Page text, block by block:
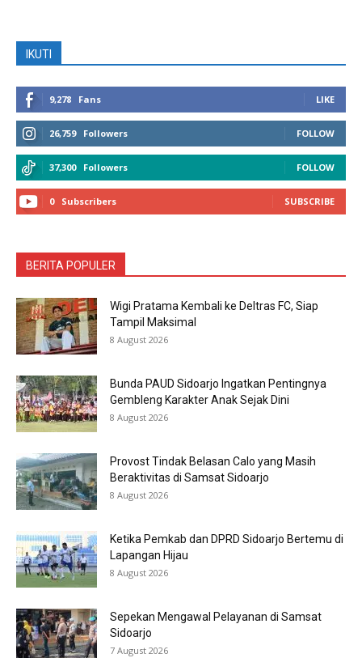
IKUTI
9,278 Fans LIKE
26,759 Followers FOLLOW
37,300 Followers FOLLOW
0 Subscribers SUBSCRIBE
BERITA POPULER
Wigi Pratama Kembali ke Deltras FC, Siap
Tampil Maksimal
8 August 2026
Bunda PAUD Sidoarjo Ingatkan Pentingnya
Gembleng Karakter Anak Sejak Dini
8 August 2026
Provost Tindak Belasan Calo yang Masih
Beraktivitas di Samsat Sidoarjo
8 August 2026
Ketika Pemkab dan DPRD Sidoarjo Bertemu di
Lapangan Hijau
8 August 2026
Sepekan Mengawal Pelayanan di Samsat
Sidoarjo
7 August 2026